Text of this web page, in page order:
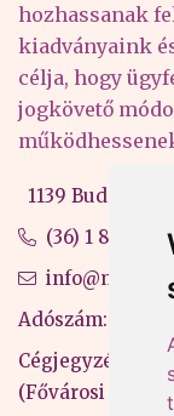
hozhassanak
kiadványaink
célja, hogy
jogkövető
1139 Budapest,
(36) 1 880 76
Adószám:
(Fővárosi